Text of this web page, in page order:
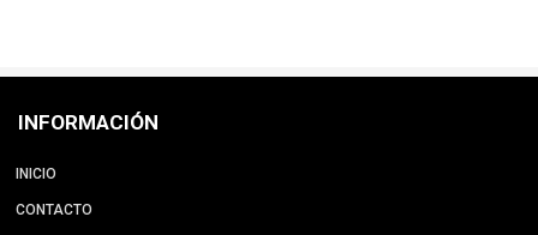
INFORMACIÓN
INICIO
CONTACTO